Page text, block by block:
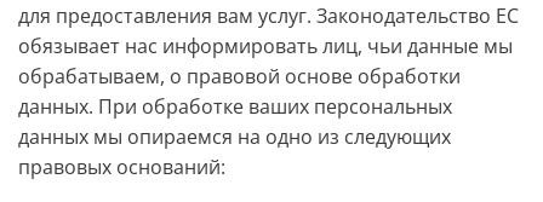
для предоставления вам услуг. Законодательство ЕС
обязывает нас информировать лиц, чьи данные мы
обрабатываем, о правовой основе обработки
данных. При обработке ваших персональных
данных мы опираемся на одно из следующих
правовых оснований: